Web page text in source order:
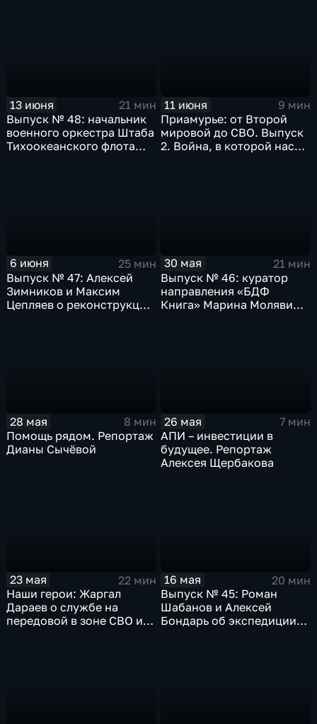
13 июня
21 мин
Выпуск № 48: начальник
военного оркестра Штаба
Тихоокеанского флота
11 июня
9 мин
Приамурье: от Второй
мировой до СВО. Выпуск
2. Война, в которой нас
6 июня
25 мин
Выпуск № 47: Алексей
Зимников и Максим
Цепляев о реконструкции
30 мая
21 мин
Выпуск № 46: куратор
направления «БДФ
Книга» Марина Молявина
28 мая
8 мин
Помощь рядом. Репортаж
Дианы Сычёвой
26 мая
7 мин
АПИ – инвестиции в
будущее. Репортаж
Алексея Щербакова
23 мая
22 мин
Наши герои: Жаргал
Дараев о службе на
передовой в зоне СВО и
16 мая
20 мин
Выпуск № 45: Роман
Шабанов и Алексей
Бондарь об экспедиции